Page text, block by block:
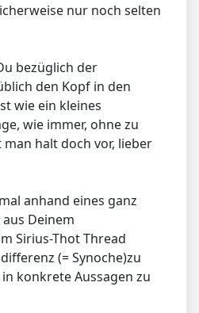
nur noch selten
bezüglich der
den Kopf in den
wie ein kleines
wie immer, ohne zu
halt doch vor, lieber
anhand eines ganz
Deinem
Sirius-Thot Thread
(= Synoche)zu
konkrete Aussagen zu